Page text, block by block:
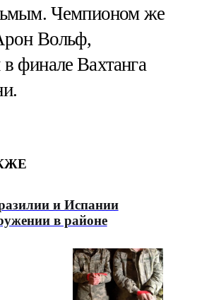
Чемпионом же
Вольф,
финале Вахтанга
и Испании
в районе